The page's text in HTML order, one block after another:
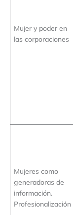
Mujer y poder en
las corporaciones
Mujeres como
generadoras de
información.
Profesionalización